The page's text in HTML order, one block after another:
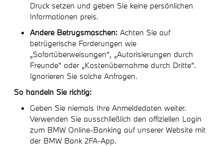
Druck setzen und geben Sie keine persönlichen
Informationen preis.
Andere Betrugsmaschen: Achten Sie auf
betrügerische Forderungen wie
„Sofortüberweisungen“, „Autorisierungen durch
Freunde“ oder „Kostenübernahme durch Dritte“.
Ignorieren Sie solche Anfragen.
So handeln Sie richtig:
Geben Sie niemals Ihre Anmeldedaten weiter.
Verwenden Sie ausschließlich den offiziellen Login
zum BMW Online-Banking auf unserer Website mit
der BMW Bank 2FA-App.